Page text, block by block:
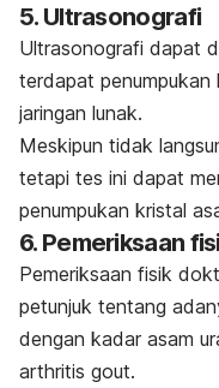
5. Ultrasonografi
Ultrasonografi dapat
terdapat penumpukan
jaringan lunak.
Meskipun tidak
tetapi tes ini dapat
penumpukan kristal
6. Pemeriksaan
Pemeriksaan fisik
petunjuk tentang
dengan kadar asam
arthritis gout.